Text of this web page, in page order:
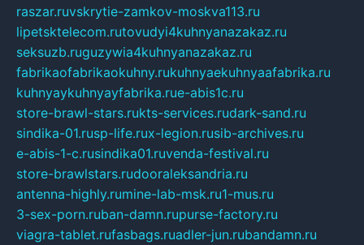
raszar.ruvskrytie-zamkov-moskva113.ru
lipetsktelecom.rutovudyi4kuhnyanazakaz.ru
seksuzb.ruguzywia4kuhnyanazakaz.ru
fabrikaofabrikaokuhny.rukuhnyaekuhnyaafabrika.ru
kuhnyaykuhnyayfabrika.rue-abis1c.ru
store-brawl-stars.rukts-services.rudark-sand.ru
sindika-01.rusp-life.rux-legion.rusib-archives.ru
e-abis-1-c.rusindika01.ruvenda-festival.ru
store-brawlstars.rudooraleksandria.ru
antenna-highly.rumine-lab-msk.ru1-mus.ru
3-sex-porn.ruban-damn.rupurse-factory.ru
viagra-tablet.rufasbags.ruadler-jun.rubandamn.ru